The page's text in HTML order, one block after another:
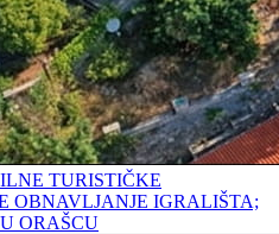
TURISTIČKE
OBNAVLJANJE IGRALIŠTA;
ORAŠCU